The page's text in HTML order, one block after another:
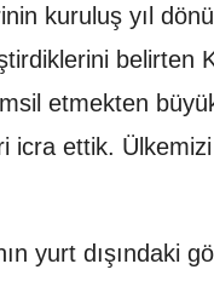
kuruluş yıl
belirten
etmekten
icra ettik.
yurt dışındaki